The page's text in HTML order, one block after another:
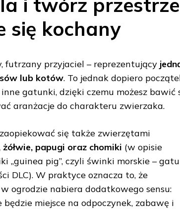
i twórz
się kochany
futrzany przyjaciel – reprezentujący
lub kotów. To jednak dopiero
gatunki, dzięki czemu możesz bawić
aranżacje do charakteru zwierzaka.
się także zwierzętami
papugi oraz chomiki (w opisie
„guinea pig”, czyli świnki morskie –
DLC). W praktyce oznacza to, że
ogrodzie nabiera dodatkowego sensu:
miejsce na odpoczynek, zabawę i